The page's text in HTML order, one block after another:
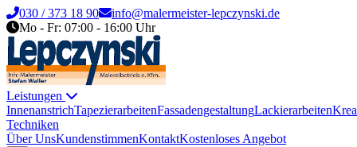
030 / 373 18 90
info@malermeister-lepczynski.de
Mo - Fr: 07:00 - 16:00 Uhr
Leistungen
InnenanstrichTapezierarbeitenFassadengestaltungLackierarbeiten
Techniken
Über UnsKundenstimmenKontaktKostenloses Angebot